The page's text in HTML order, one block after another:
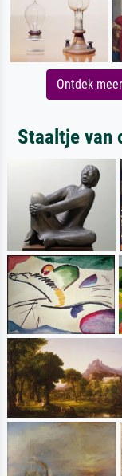
Ontdek
Staaltje van